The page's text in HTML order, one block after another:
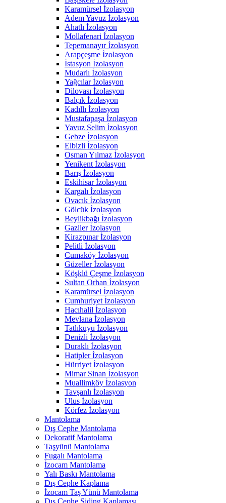
Karamürsel İzolasyon
Adem Yavuz İzolasyon
Ahatlı İzolasyon
Mollafenari İzolasyon
Tepemanayır İzolasyon
Arapçeşme İzolasyon
İstasyon İzolasyon
Mudarlı İzolasyon
Yağcılar İzolasyon
Dilovası İzolasyon
Balçık İzolasyon
Kadıllı İzolasyon
Mustafapaşa İzolasyon
Yavuz Selim İzolasyon
Gebze İzolasyon
Elbizli İzolasyon
Osman Yılmaz İzolasyon
Yenikent İzolasyon
Barış İzolasyon
Eskihisar İzolasyon
Kargalı İzolasyon
Ovacık İzolasyon
Gölcük İzolasyon
Beylikbağı İzolasyon
Gaziler İzolasyon
Kirazpınar İzolasyon
Pelitli İzolasyon
Cumaköy İzolasyon
Güzeller İzolasyon
Köşklü Çeşme İzolasyon
Sultan Orhan İzolasyon
Karamürsel İzolasyon
Cumhuriyet İzolasyon
Hacıhalil İzolasyon
Mevlana İzolasyon
Tatlıkuyu İzolasyon
Denizli İzolasyon
Duraklı İzolasyon
Hatipler İzolasyon
Hürriyet İzolasyon
Mimar Sinan İzolasyon
Muallimköy İzolasyon
Tavşanlı İzolasyon
Ulus İzolasyon
Körfez İzolasyon
Mantolama
Dış Cephe Mantolama
Dekoratif Mantolama
Taşyünü Mantolama
Fugalı Mantolama
İzocam Mantolama
Yalı Baskı Mantolama
Dış Cephe Kaplama
İzocam Taş Yünü Mantolama